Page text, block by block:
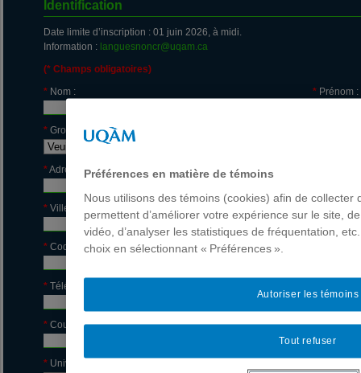
Identification
Date limite d’inscription : 01 juin 2026, à midi.
Information : languesnoncr@uqam.ca
(* Champs obligatoires)
* Nom : * Prénom :
* Groupe d'âge :
*Adresse :
* Ville : *
* Code postal :
* Téléphone :
* Courriel : *Ré-
* Université :
Préférences en matière de témoins
Nous utilisons des témoins (cookies) afin de collecter
permettent d’améliorer votre expérience sur le site,
vidéo, d’analyser les statistiques de fréquentation,
choix en sélectionnant « Préférences ».
Tout refuser
Autoriser les témoins